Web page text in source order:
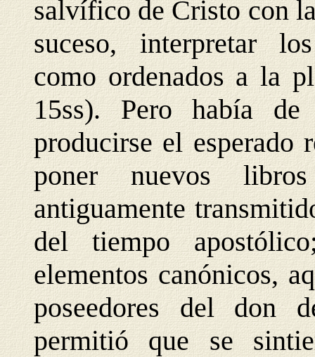
salvífico de Cristo con
suceso, interpretar
como ordenados a la
15ss). Pero había
producirse el esperado
poner nuevos
antiguamente
del tiempo
elementos canónicos,
poseedores del don
permitió que se